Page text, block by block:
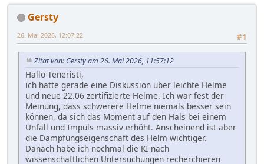
Gersty
#1
26. Mai 2026, 12:07:22
Zitat von: Gersty am 26. Mai 2026, 11:57:12
Hallo Teneristi,
ich hatte gerade eine Diskussion über leichte Helme
und neue 22.06 zertifizierte Helme. Ich war fest der
Meinung, dass schwerere Helme niemals besser sein
können, da sich das Moment auf den Hals bei einem
Unfall und Impuls massiv erhöht. Anscheinend ist aber
die Dämpfungseigenschaft des Helm wichtiger.
Danach habe ich nochmal die KI nach
wissenschaftlichen Untersuchungen recherchieren